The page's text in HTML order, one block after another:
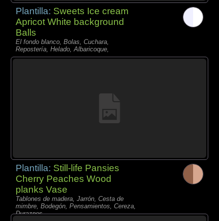
Plantilla: Sweets Ice cream
Apricot White background
Balls
El fondo blanco, Bolas, Cuchara,
Repostería, Helado, Albaricoque,
Plantilla: Still-life Pansies
Cherry Peaches Wood
planks Vase
Tablones de madera, Jarrón, Cesta de
mimbre, Bodegón, Pensamientos, Cereza,
Duraznos,